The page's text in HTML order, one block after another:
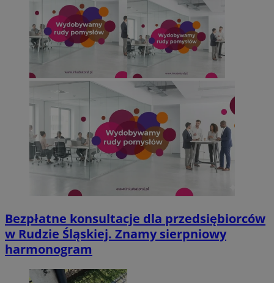
Bezpłatne konsultacje dla przedsiębiorców
w Rudzie Śląskiej. Znamy sierpniowy
harmonogram